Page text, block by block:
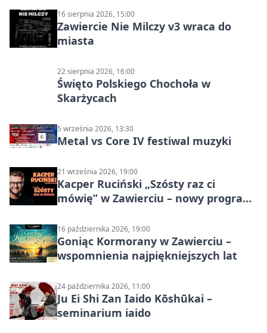
16 sierpnia 2026, 15:00
Zawiercie Nie Milczy v3 wraca do
miasta
22 sierpnia 2026, 16:00
Święto Polskiego Chochoła w
Skarżycach
5 września 2026, 13:30
Metal vs Core IV festiwal muzyki
21 września 2026, 19:00
Kacper Ruciński „Szósty raz ci
mówię” w Zawierciu – nowy program
16 października 2026, 19:00
Goniąc Kormorany w Zawierciu –
wspomnienia najpiękniejszych lat
24 października 2026, 11:00
Ju Ei Shi Zan Iaido Kōshūkai –
seminarium iaido